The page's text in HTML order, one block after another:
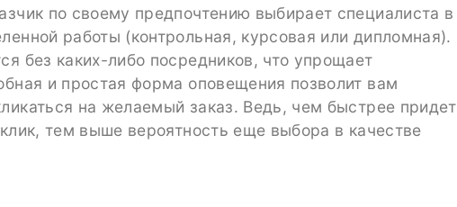
по своему предпочтению выбирает специалиста в
работы (контрольная, курсовая или дипломная).
без каких-либо посредников, что упрощает
и простая форма оповещения позволит вам
на желаемый заказ. Ведь, чем быстрее придет
тем выше вероятность еще выбора в качестве